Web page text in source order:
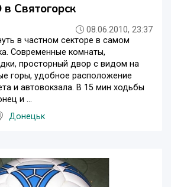
08.06.2010, 23:37
в частном секторе в самом
Современные комнаты,
просторный двор с видом на
горы, удобное расположение
и автовокзала. В 15 мин ходьбы
и ...
Донецьк